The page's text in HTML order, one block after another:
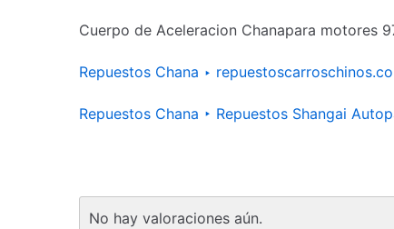
Cuerpo de Aceleracion Chanapara motores
Repuestos Chana ‣ repuestoscarroschinos.co
Repuestos Chana ‣ Repuestos Shangai
No hay valoraciones aún.